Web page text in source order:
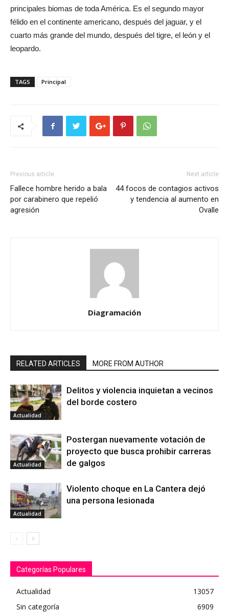
principales biomas de toda América. Es el segundo mayor
félido en el continente americano, después del jaguar, y el
cuarto más grande del mundo, después del tigre, el león y el
leopardo.
TAGS Principal
Previous article
Fallece hombre herido a bala
por carabinero que repelió
agresión
Next article
44 focos de contagios activos
y tendencia al aumento en
Ovalle
Diagramación
RELATED ARTICLES MORE FROM AUTHOR
Actualidad
Delitos y violencia inquietan a vecinos
del borde costero
Actualidad
Postergan nuevamente votación de
proyecto que busca prohibir carreras
de galgos
Actualidad
Violento choque en La Cantera dejó
una persona lesionada
Categorías Populares
Actualidad
13057
Sin categoría
6909